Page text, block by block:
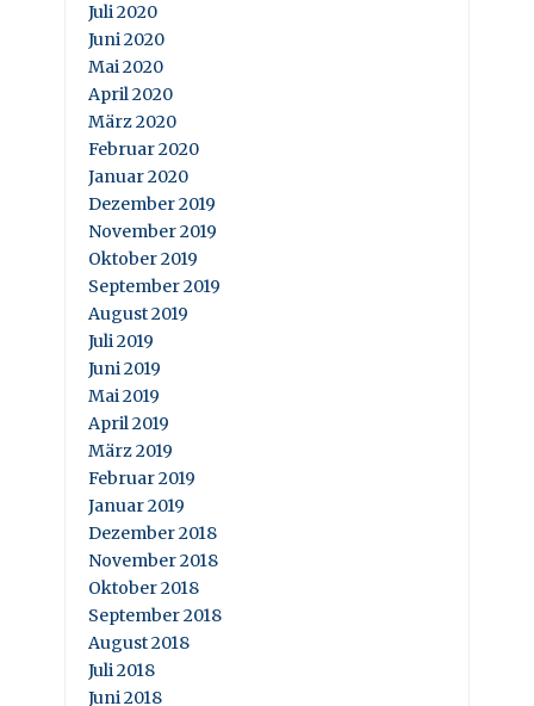
Juli 2020
Juni 2020
Mai 2020
April 2020
März 2020
Februar 2020
Januar 2020
Dezember 2019
November 2019
Oktober 2019
September 2019
August 2019
Juli 2019
Juni 2019
Mai 2019
April 2019
März 2019
Februar 2019
Januar 2019
Dezember 2018
November 2018
Oktober 2018
September 2018
August 2018
Juli 2018
Juni 2018